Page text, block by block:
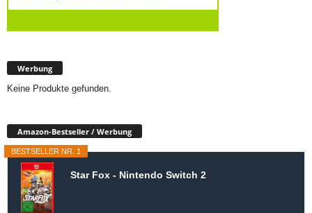
Werbung
Keine Produkte gefunden.
Amazon-Bestseller / Werbung
BESTSELLER NR. 1
Star Fox - Nintendo Switch 2